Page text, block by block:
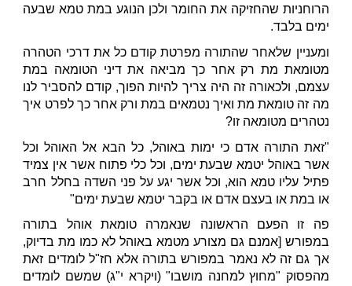
הרוחניות שהחזיקה את החומר ולכן הנוגע במת טמא שבעה
ימים בלבד.
ומעניין שלאחר שהתורה מפרטת קודם כל את דרכי הטהרה
מטומאת מת רק אחר כך מביאה את דיני הטומאה במת
עצמם, ולכאורה זה היה צריך להיות הפוך, קודם להסביר לנו
מה זה טומאת מת ואיך נטמאים במת ורק אחר כך לפרט איך
נטהרים מטומאה זו?
"זאת התורה אדם כי ימות באוהל, כל הבא אל האוהל וכל
אשר באוהל יטמא שבעת ימים, וכל כלי פתוח אשר אין צמיד
פתיל עליו טמא הוא, וכל אשר יגע על פני השדה בחלל חרב
או במת או בעצם אדם או בקבר יטמא שבעת ימים"
פה זו הפעם הראשונה שנאמרה טומאת אוהל בתורה
במפורש [אמנם גם מצורע מטמא באוהל לא כמו מת בדיוק,
אך גם זה לא נאמר במפורש בתורה אלא חז"ל לומדים זאת
מהפסוק "מחוץ למחנה מושבו" (ויקרא י"ג) שמשם לומדים